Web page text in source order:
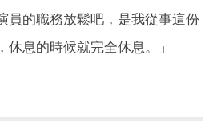
員的職務放鬆吧，是我從事這份
息的時候就完全休息。」